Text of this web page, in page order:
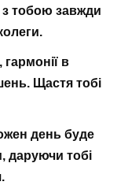
тобою завжди
в
Щастя тобі
день буде
даруючи тобі